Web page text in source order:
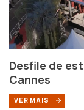
Desfile de
Cannes
VER MAIS